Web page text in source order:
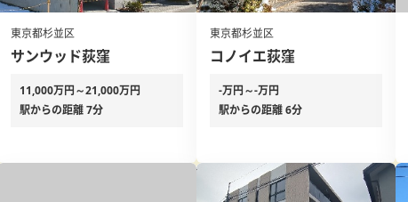
東京都杉並区
サンウッド荻窪
11,000万円～21,000万円
駅からの距離 7分
東京都杉並区
コノイエ荻窪
-万円～-万円
駅からの距離 6分